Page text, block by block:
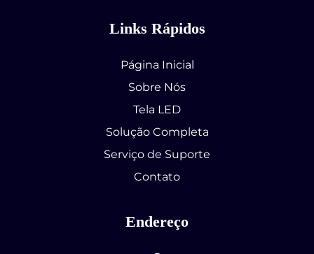
Links Rápidos
Página Inicial
Sobre Nós
Tela LED
Solução Completa
Serviço de Suporte
Contato
Endereço